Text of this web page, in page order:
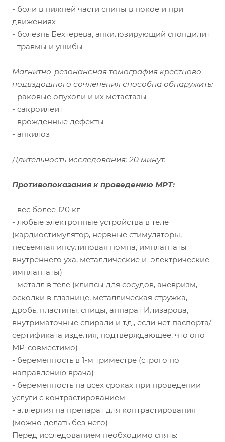
- боли в нижней части спины в покое и при
движениях
- болезнь Бехтерева, анкилозирующий спондилит
- травмы и ушибы
Магнитно-резонансная томография крестцово-
подвздошного сочленения способна обнаружить:
- раковые опухоли и их метастазы
- сакроилеит
- врожденные дефекты
- анкилоз
Длительность исследования: 20 минут.
Противопоказания к проведению МРТ:
- вес более 120 кг
- любые электронные устройства в теле
(кардиостимулятор, нервные стимуляторы,
несъемная инсулиновая помпа, имплантаты
внутреннего уха, металлические и электрические
имплантаты)
- металл в теле (клипсы для сосудов, аневризм,
осколки в глазнице, металлическая стружка,
дробь, пластины, спицы, аппарат Илизарова,
внутриматочные спирали и т.д., если нет паспорта/
сертификата изделия, подтверждающее, что оно
МР-совместимо)
- беременность в 1-м триместре (строго по
направлению врача)
- беременность на всех сроках при проведении
услуги с контрастированием
- аллергия на препарат для контрастирования
(можно делать без него)
Перед исследованием необходимо снять: